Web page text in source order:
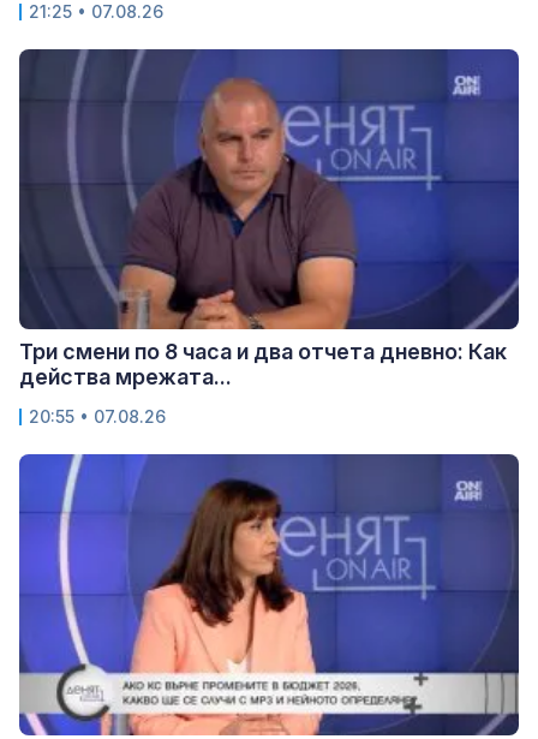
21:25 • 07.08.26
Три смени по 8 часа и два отчета дневно: Как
действа мрежата...
20:55 • 07.08.26